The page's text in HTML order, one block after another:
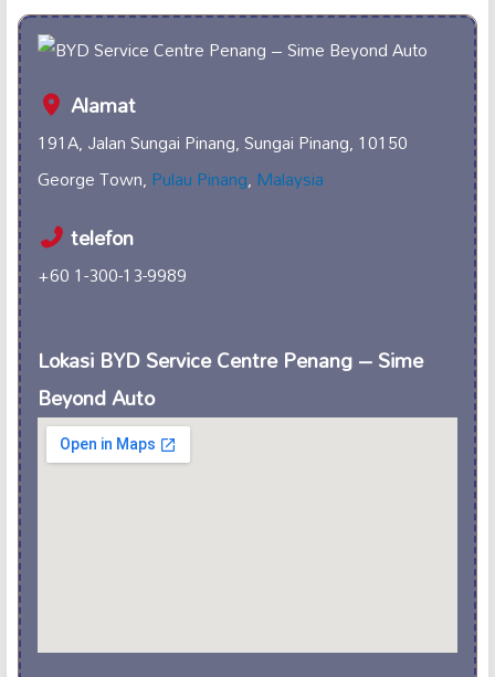
Alamat
191A, Jalan Sungai Pinang, Sungai Pinang, 10150
George Town,Pulau Pinang,Malaysia
telefon
+60 1-300-13-9989
Lokasi BYD Service Centre Penang – Sime
Beyond Auto